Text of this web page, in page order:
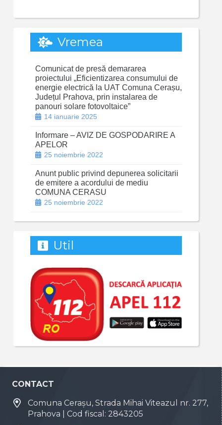
Vremea
Comunicat de presă demararea
proiectului „Eficientizarea consumului de
energie electrică la UAT Comuna Cerașu,
Județul Prahova, prin instalarea de
panouri solare fotovoltaice”
14 ianuarie 2025
Informare – AVIZ DE GOSPODARIRE A
APELOR
25 noiembrie 2022
Anunt public privind depunerea solicitarii
de emitere a acordului de mediu
COMUNA CERASU
25 noiembrie 2022
Util
CONTACT
Comuna Cerașu, Strada Mihai Viteazul nr. 277,
Prahova | Cod fiscal: 2843205